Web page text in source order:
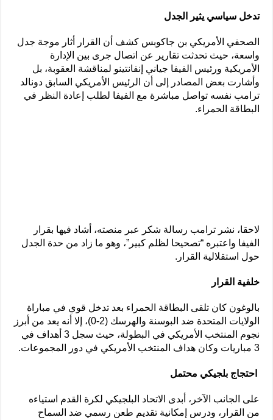
تدخل سياسي يثير الجدل
الصحفي الأمريكي بن جاكوبس كشف أن القرار أثار موجة جدل
واسعة، حيث تحدثت تقارير عن اتصال جرى بين الإدارة
الأمريكية ورئيس الفيفا جياني إنفانتينو لمناقشة العقوبة، بل
وأشارت بعض المصادر إلى أن الرئيس الأمريكي السابق دونالد
ترامب نفسه تواصل مباشرة مع الفيفا لطلب إعادة النظر في
البطاقة الحمراء.
لاحقا، نشر ترامب رسالة شكر عبر منصته، أشاد فيها بقرار
الفيفا واعتبره “تصحيحا لظلم كبير”، وهو ما زاد من حدة الجدل
حول استقلالية القرار.
خلفية القرار
بالوغون كان تلقى البطاقة الحمراء بعد تدخل قوي في مباراة
الولايات المتحدة ضد البوسنة والهرسك (2-0)، إلا أنه يعد من أبرز
نجوم المنتخب الأمريكي في البطولة، حيث سجل 3 أهداف في
3 مباريات وكان هداف المنتخب الأمريكي في دور المجموعات.
احتجاج بلجيكي محتمل
على الجانب الآخر، أبدى الاتحاد البلجيكي لكرة القدم استياءه
من القرار، ودرس إمكانية تقديم طعن رسمي ضد السماح